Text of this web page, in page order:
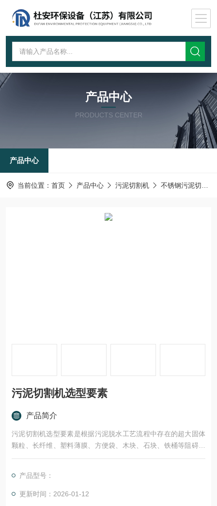
产品中心
PRODUCTS CENTER
产品中心
当前位置： 首页 产品中心 污泥切割机 不锈钢污泥切割机
污泥切割机选型要素
产品简介
污泥切割机选型要素是根据污泥脱水工艺流程中存在的超大固体
颗粒、长纤维、塑料薄膜、方便袋、木块、石块、铁桶等阻碍性
较强的物体，进入管路，使机内产生粘阻等现象，依据设备而研
产品型号：
更新时间：2026-01-12